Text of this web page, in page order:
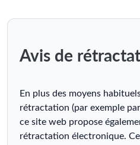
Avis de
En plus des moyens
rétractation (par exemple
ce site web propose
rétractation électronique.